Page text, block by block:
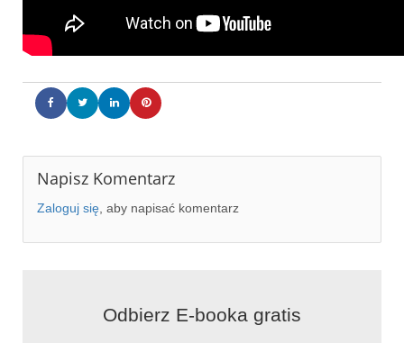
Napisz Komentarz
Zaloguj się , aby napisać komentarz
Odbierz E-booka gratis